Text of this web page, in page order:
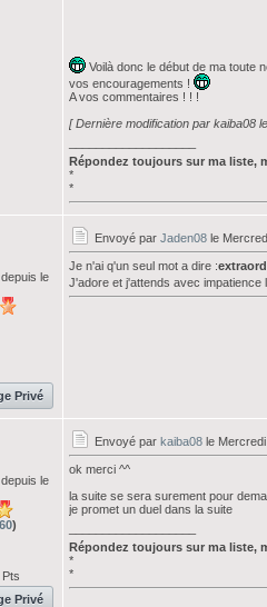
Voilà donc le début de ma toute
vos encouragements !
A vos commentaires ! ! !
[ Dernière modification par kaiba08
Répondez toujours sur ma liste,
*
*
le
Privé
Envoyé par Jaden08 le
Je n'ai q'un seul mot a dire :
J'adore et j'attends avec impatience
le
)
Privé
Envoyé par kaiba08 le
ok merci ^^
la suite se sera surement pour
je promet un duel dans la suite
Répondez toujours sur ma liste,
*
*